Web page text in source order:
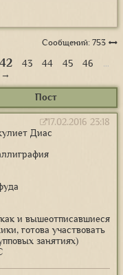
Сообщений: 753
42 43 44 45 46
…
→
Пост
17.02.2016 23:18
Диас
и вышеотписавшиеся
готова участвовать
занятиях)